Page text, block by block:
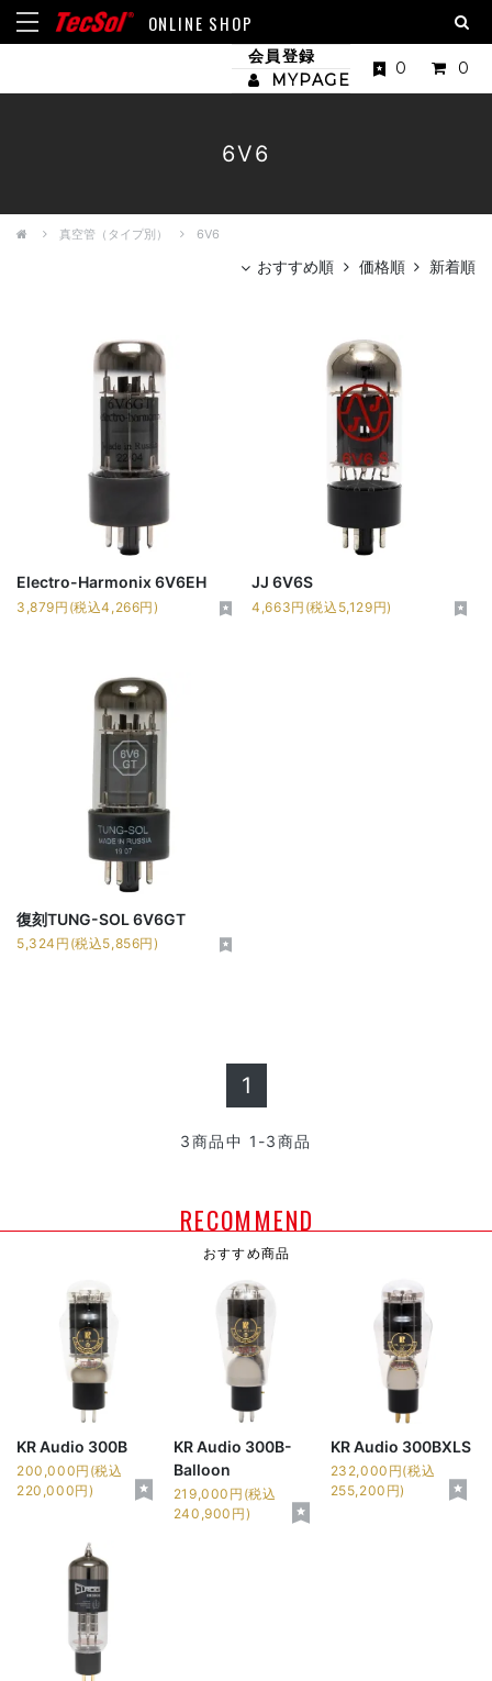
ONLINE SHOP
会員登録
MYPAGE
0 0
6V6
真空管（タイプ別） 6V6
おすすめ順 価格順 新着順
Electro-Harmonix 6V6EH
3,879円(税込4,266円)
JJ 6V6S
4,663円(税込5,129円)
復刻TUNG-SOL 6V6GT
5,324円(税込5,856円)
1
3商品中 1-3商品
RECOMMEND
おすすめ商品
KR Audio 300B
200,000円(税込
220,000円)
KR Audio 300B-
Balloon
219,000円(税込
240,900円)
KR Audio 300BXLS
232,000円(税込
255,200円)